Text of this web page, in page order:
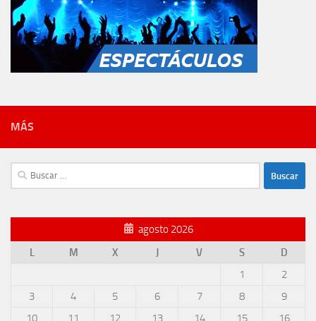
MÁS
Buscar:
agosto 2026
L
M X J V S
D
1
2
3
4 5 6 7 8
9
10
11 12 13 14 15
16